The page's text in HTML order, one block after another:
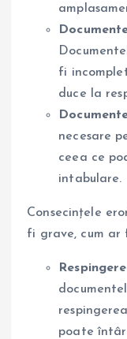
fi
duce la
necesare
ceea ce
intabulare.
Consecințele
fi grave, cum ar
poate